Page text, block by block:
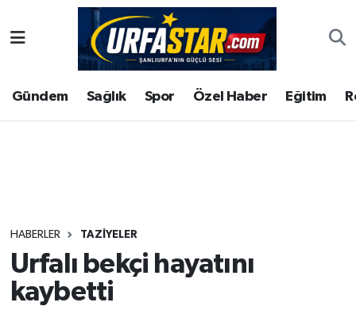
Gündem Sağlık Spor Özel Haber Eğitim
HABERLER TAZİYELER
Urfalı bekçi hayatını
kaybetti
ASAYİS
ÇEVRE
Gündem
Kültür
Şanlıurfa Nöbetçi Eczaneler
Şanlıurfa Hava Durumu
Tüm Manşetler
Son Dakika Haberleri